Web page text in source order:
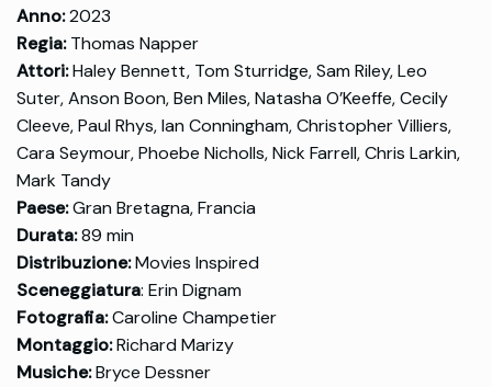
Anno:2023
Regia:Thomas Napper
Attori:Haley Bennett, Tom Sturridge, Sam Riley, Leo
Suter, Anson Boon, Ben Miles, Natasha O’Keeffe, Cecily
Cleeve, Paul Rhys, Ian Conningham, Christopher Villiers,
Cara Seymour, Phoebe Nicholls, Nick Farrell, Chris Larkin,
Mark Tandy
Paese:Gran Bretagna, Francia
Durata:89 min
Distribuzione:Movies Inspired
Sceneggiatura: Erin Dignam
Fotografia:Caroline Champetier
Montaggio:Richard Marizy
Musiche:Bryce Dessner